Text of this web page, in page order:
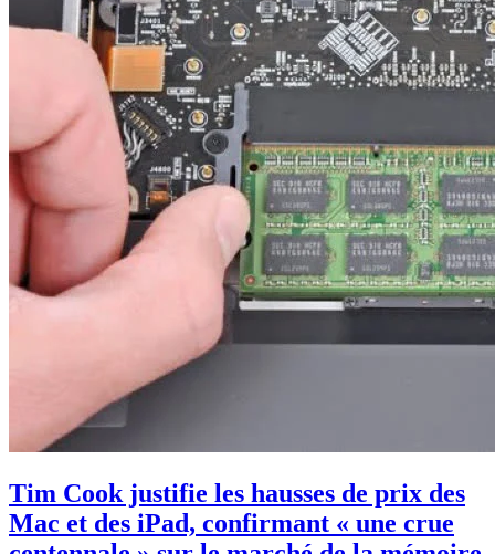
Tim Cook justifie les hausses de prix des
Mac et des iPad, confirmant « une crue